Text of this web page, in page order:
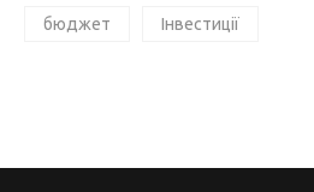
бюджет Інвестиції